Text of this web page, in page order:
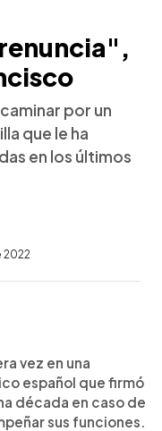
por un
que le ha
en los últimos
2022
vez en una
español que firmó
década en caso de
sus funciones.